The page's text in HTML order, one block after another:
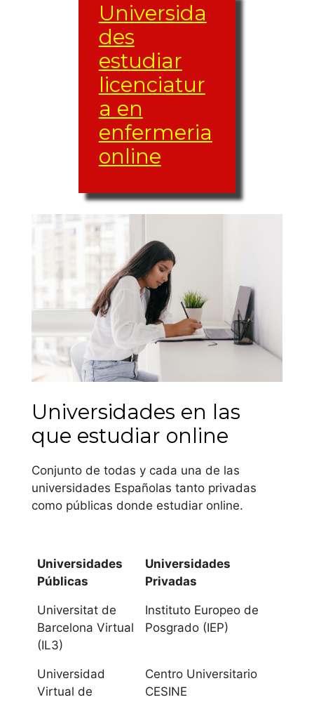
Universida
des
estudiar
licenciatur
a en
enfermeria
online
El grupo de materias
y créditos (créditos
ETCS) varía de una
carrera a otra, al
igual que las
materias de libre
elección varían
Andalucía
Universidad de
Almería
Universidad de
Cádiz
Córdoba
Universidad de
Granada
Huelva
Universidades en las
que estudiar online
Conjunto de todas y cada una de las
universidades Españolas tanto privadas
como públicas donde estudiar online.
Universidades
Públicas
Universidades
Privadas
Universitat de
Barcelona Virtual
(IL3)
Instituto Europeo de
Posgrado (IEP)
Universidad
Virtual de
Centro Universitario
CESINE